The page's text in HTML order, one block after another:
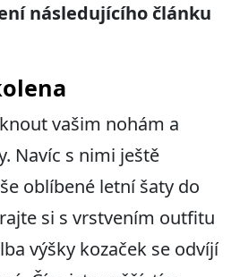
následujícího článku
vašim nohám a
Navíc s nimi ještě
oblíbené letní šaty do
si s vrstvením outfitu
výšky kozaček se odvíjí